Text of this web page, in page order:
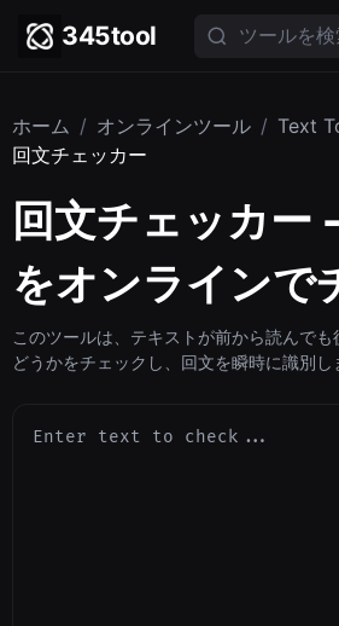
345tool
ホーム / オンラインツール / Text
回文チェッカー
回文チェッカー
をオンラインで
このツールは、テキストが前から読んで
どうかをチェックし、回文を瞬時に識別し